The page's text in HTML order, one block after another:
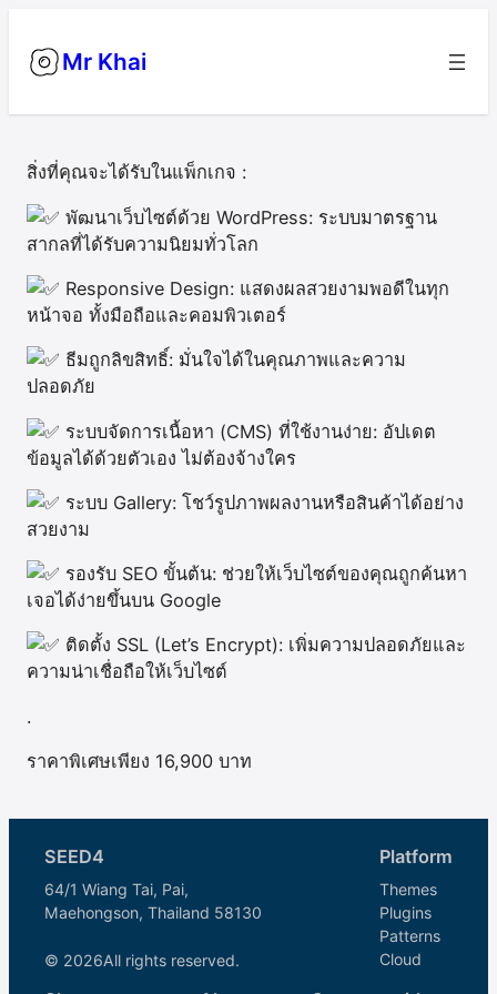
contentMr Khai
สิ่งที่คุณจะได้รับในแพ็กเกจ :
พัฒนาเว็บไซต์ด้วย WordPress: ระบบมาตรฐาน
สากลที่ได้รับความนิยมทั่วโลก
Responsive Design: แสดงผลสวยงามพอดีในทุก
หน้าจอ ทั้งมือถือและคอมพิวเตอร์
ธีมถูกลิขสิทธิ์: มั่นใจได้ในคุณภาพและความ
ปลอดภัย
ระบบจัดการเนื้อหา (CMS) ที่ใช้งานง่าย: อัปเดต
ข้อมูลได้ด้วยตัวเอง ไม่ต้องจ้างใคร
ระบบ Gallery: โชว์รูปภาพผลงานหรือสินค้าได้อย่าง
สวยงาม
รองรับ SEO ขั้นต้น: ช่วยให้เว็บไซต์ของคุณถูกค้นหา
เจอได้ง่ายขึ้นบน Google
ติดตั้ง SSL (Let’s Encrypt): เพิ่มความปลอดภัยและ
ความน่าเชื่อถือให้เว็บไซต์
.
ราคาพิเศษเพียง 16,900 บาท
SEED4
64/1 Wiang Tai, Pai,
Maehongson, Thailand 58130
© 2026All rights reserved.
Platform
Themes
Plugins
Patterns
Cloud